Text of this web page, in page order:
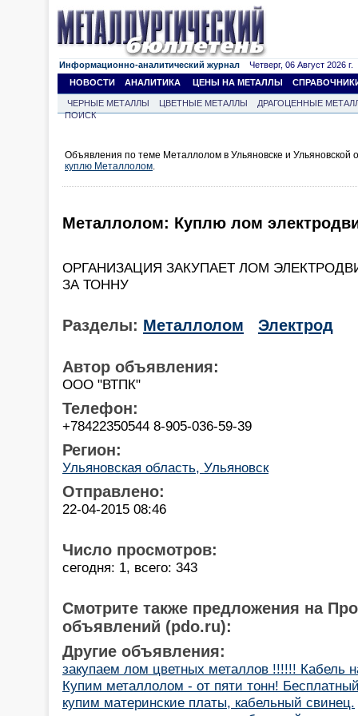
Информационно-аналитический журнал Четверг, 06 Август 2026 г.
НОВОСТИ
АНАЛИТИКА ЦЕНЫ НА МЕТАЛЛЫ
ЧЕРНЫЕ МЕТАЛЛЫ ЦВЕТНЫЕ МЕТАЛЛЫ
ДРАГОЦЕННЫЕ
ПОИСК
Объявления по теме Металлолом в Ульяновске и Ульяновской
куплю Металлолом.
Металлолом: Куплю лом
ОРГАНИЗАЦИЯ ЗАКУПАЕТ ЛОМ
ЗА ТОННУ
Разделы: Металлолом Электрод
Автор объявления:
ООО "ВТПК"
Телефон:
+78422350544 8-905-036-59-39
Регион:
Ульяновская область, Ульяновск
Отправлено:
22-04-2015 08:46
Число просмотров:
сегодня: 1, всего: 343
Смотрите также предложения на
объявлений (pdo.ru):
Другие объявления:
закупаем лом цветных металлов !!!!!! Кабель
Купим металлолом - от пяти тонн!
купим материнские платы, кабельный свинец.